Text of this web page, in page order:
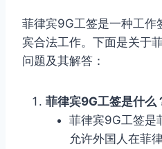
菲律宾9G工签是一种工作
宾合法工作。下面是关于
问题及其解答：
菲律宾9G工签是什么
菲律宾9G工签是
允许外国人在菲